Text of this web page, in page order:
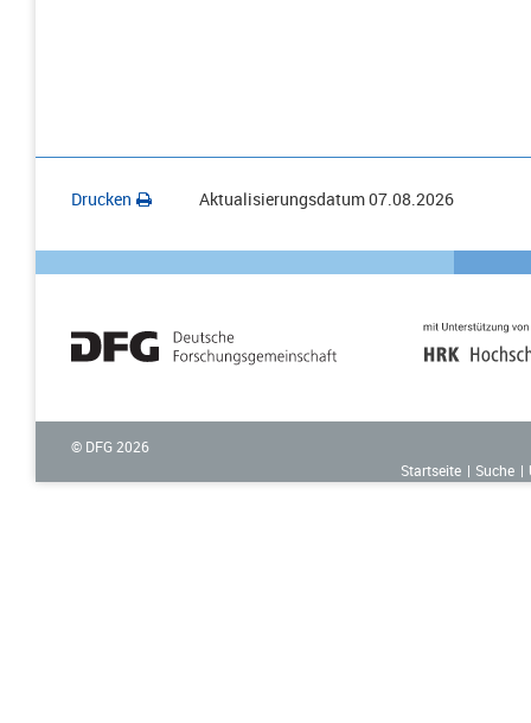
Drucken Aktualisierungsdatum07.08.2026
© DFG 2026
Startseite
Suche